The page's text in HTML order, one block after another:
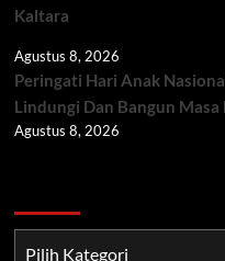
Kaltara
Agustus 8, 2026
Peringati Hari Anak
Lindungi Dan Bangun
Agustus 8, 2026